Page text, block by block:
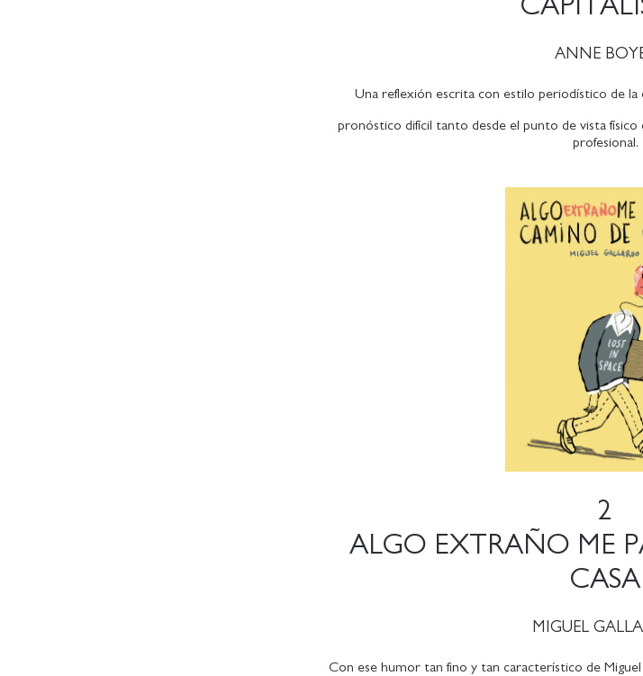
ANNE
Una reflexión escrita con estilo periodístico de la
pronóstico difícil tanto desde el punto de vista
profesional.
2
ALGO EXTRAÑO ME
CASA
MIGUEL
Con ese humor tan fino y tan característico de